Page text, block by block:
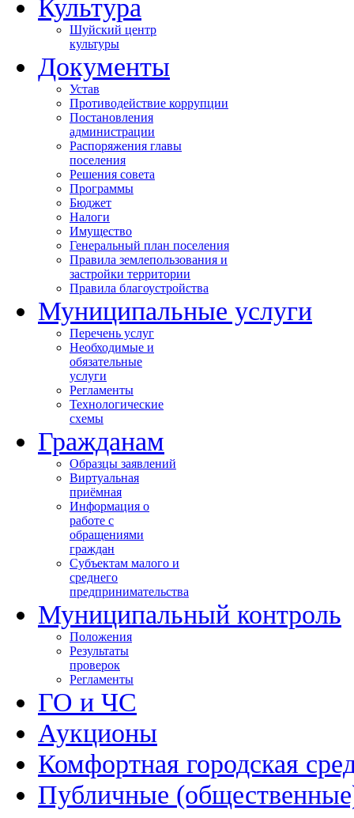
Культура
Шуйский центр
культуры
Документы
Устав
Противодействие коррупции
Постановления
администрации
Распоряжения главы
поселения
Решения совета
Программы
Бюджет
Налоги
Имущество
Генеральный план поселения
Правила землепользования и
застройки территории
Правила благоустройства
Муниципальные услуги
Перечень услуг
Необходимые и
обязательные
услуги
Регламенты
Технологические
схемы
Гражданам
Образцы заявлений
Виртуальная
приёмная
Информация о
работе с
обращениями
граждан
Субъектам малого и
среднего
предпринимательства
Муниципальный контроль
Положения
Результаты
проверок
Регламенты
ГО и ЧС
Аукционы
Комфортная городская
Публичные